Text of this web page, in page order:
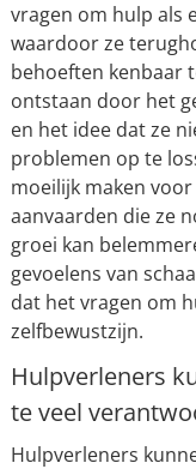
vragen om hulp als
waardoor ze
behoeften kenbaar
ontstaan ​​door het
en het idee dat ze
problemen op te
moeilijk maken
aanvaarden die ze
groei kan
gevoelens van
dat het vragen om
zelfbewustzijn.
Hulpverleners
te veel
Hulpverleners